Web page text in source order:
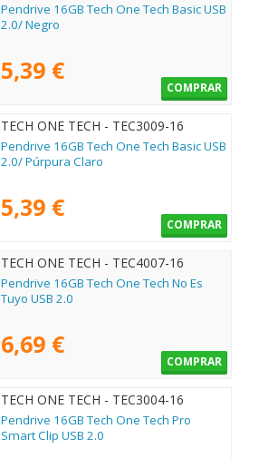
Pendrive 16GB Tech One Tech Basic USB
2.0/ Negro
5,39 €
COMPRAR
TECH ONE TECH - TEC3009-16
Pendrive 16GB Tech One Tech Basic USB
2.0/ Púrpura Claro
5,39 €
COMPRAR
TECH ONE TECH - TEC4007-16
Pendrive 16GB Tech One Tech No Es
Tuyo USB 2.0
6,69 €
COMPRAR
TECH ONE TECH - TEC3004-16
Pendrive 16GB Tech One Tech Pro
Smart Clip USB 2.0